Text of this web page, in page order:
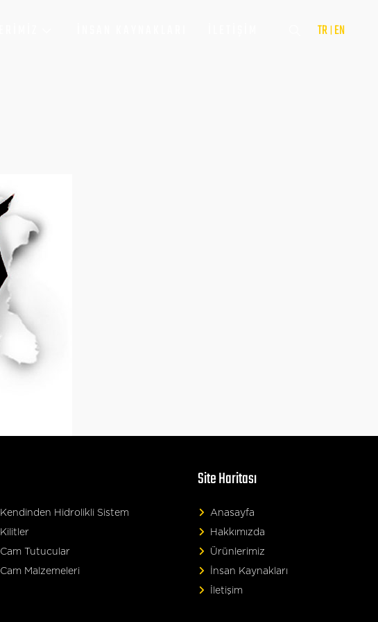
TR | EN
Kendinden Hidrolikli Sistem
Kilitler
Cam Tutucular
Cam Malzemeleri
Site Haritası
Anasayfa
Hakkımızda
Ürünlerimiz
İnsan Kaynakları
İletişim